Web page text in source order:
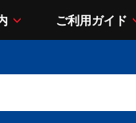
ご利用ガイド